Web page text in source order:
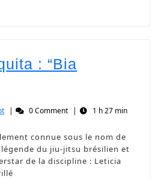
: “Bia
| 0 Comment | 1 h 27 min
du jiu-jitsu brésilien et
de la discipline : Leticia